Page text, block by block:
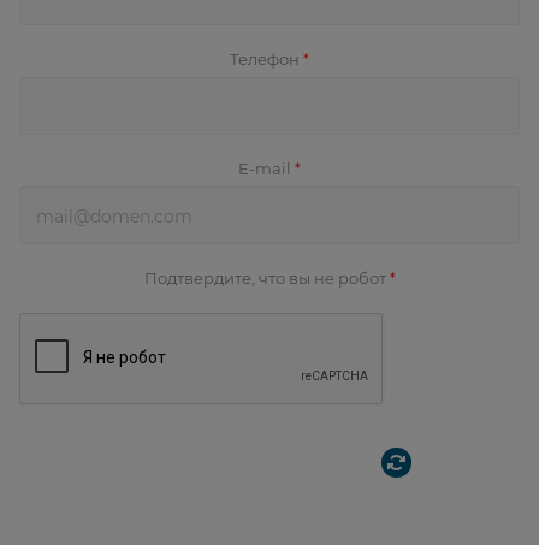
Телефон *
E-mail *
Подтвердите, что вы не робот *